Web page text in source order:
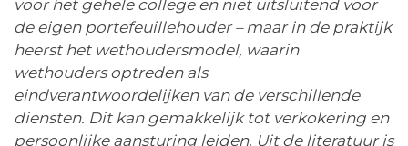
voor het gehele college en niet uitsluitend voor
de eigen portefeuillehouder – maar in de praktijk
heerst het wethoudersmodel, waarin
wethouders optreden als
eindverantwoordelijken van de verschillende
diensten. Dit kan gemakkelijk tot verkokering en
persoonlijke aansturing leiden. Uit de literatuur is